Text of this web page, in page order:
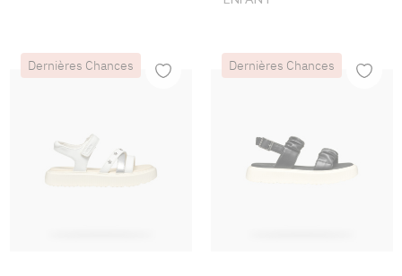
Dernières Chances Dernières Chances